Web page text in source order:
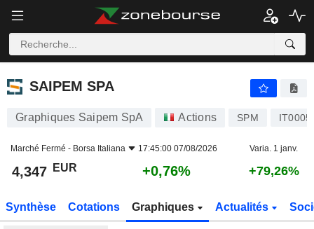
SAIPEM SPA
SAIPEM SPA
Graphiques Saipem SpA Actions SPM
Marché Fermé - Borsa Italiana 17:45:00 07/08/2026 Varia. 1 janv.
4,347 EUR +0,76% +79,26%
Synthèse Cotations Graphiques Actualités